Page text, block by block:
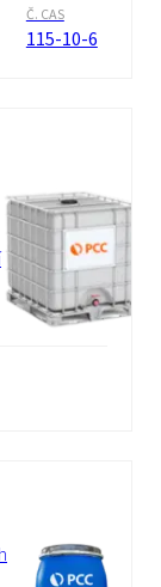
Č. CAS
115-10-6